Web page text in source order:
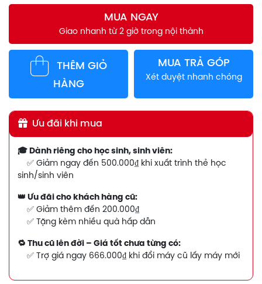
MUA NGAY
Giao nhanh từ 2 giờ trong nội thành
THÊM GIỎ
HÀNG
MUA TRẢ GÓP
Xét duyệt nhanh chóng
Ưu đãi khi mua
🎓 Dành riêng cho học sinh, sinh viên:
✅ Giảm ngay đến 500.000₫ khi xuất trình thẻ học
sinh/sinh viên
👑 Ưu đãi cho khách hàng cũ:
✅ Giảm thêm đến 200.000₫
✅ Tặng kèm nhiều quà hấp dẫn
🔁 Thu cũ lên đời – Giá tốt chưa từng có:
✅ Trợ giá ngay 666.000₫ khi đổi máy cũ lấy máy mới